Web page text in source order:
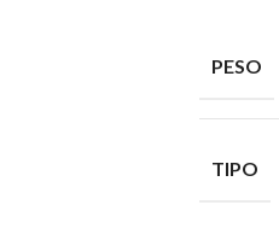
PESO
TIPO